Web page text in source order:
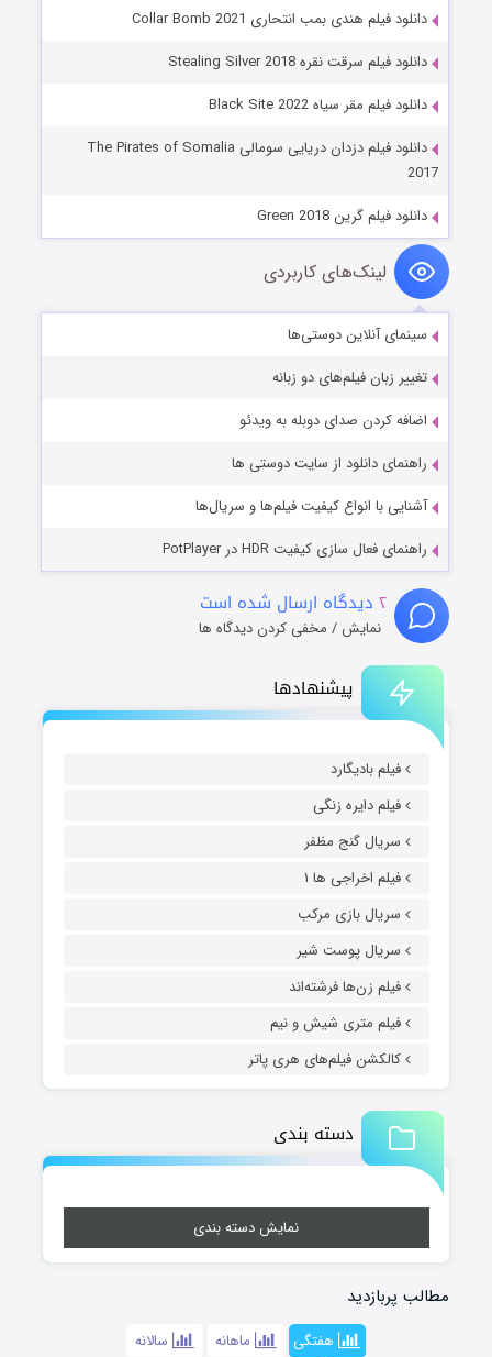
پیشنهادها
فیلم بادیگارد
فیلم دایره زنگی
سریال گنج مظفر
فیلم اخراجی ها ۱
سریال بازی مرکب
سریال پوست شیر
فیلم زن‌ها فرشته‌اند
فیلم متری شیش و نیم
کالکشن فیلم‌های هری پاتر
دسته بندی
نمایش دسته بندی
مطالب پربازدید
هفتگی ماهانه سالانه
دانلود فیلم هندی بمب انتحاری Collar Bomb 2021
دانلود فیلم سرقت نقره Stealing Silver 2018
دانلود فیلم مقر سیاه Black Site 2022
دانلود فیلم دزدان دریایی سومالی The Pirates of Somalia
2017
دانلود فیلم گرین Green 2018
لینک‌های کاربردی
سینمای آنلاین دوستی‌ها
تغییر زبان فیلم‌های دو زبانه
اضافه کردن صدای دوبله به ویدئو
راهنمای دانلود از سایت دوستی ها
آشنایی با انواع کیفیت فیلم‌ها و سریال‌ها
راهنمای فعال سازی کیفیت HDR در PotPlayer
۲ دیدگاه ارسال شده است
نمایش / مخفی کردن دیدگاه ها